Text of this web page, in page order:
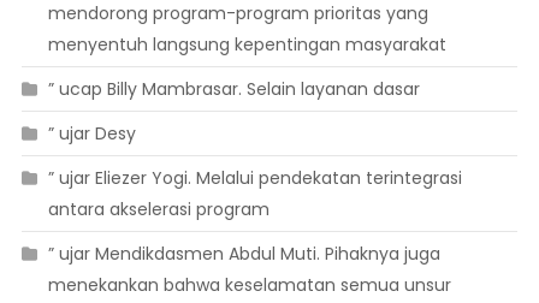
mendorong program-program prioritas yang
menyentuh langsung kepentingan masyarakat
” ucap Billy Mambrasar. Selain layanan dasar
” ujar Desy
” ujar Eliezer Yogi. Melalui pendekatan terintegrasi
antara akselerasi program
” ujar Mendikdasmen Abdul Muti. Pihaknya juga
menekankan bahwa keselamatan semua unsur